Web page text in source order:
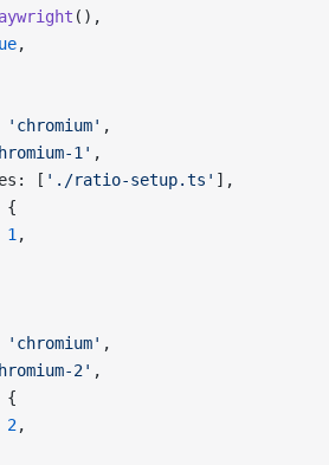
(),
,
'chromium' ,
1' ,
[
'./ratio-setup.ts' ],
{
1 ,
'chromium' ,
2' ,
{
2,